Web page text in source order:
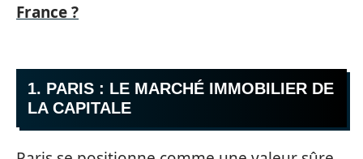
France ?
1. PARIS : LE MARCHÉ IMMOBILIER DE
LA CAPITALE